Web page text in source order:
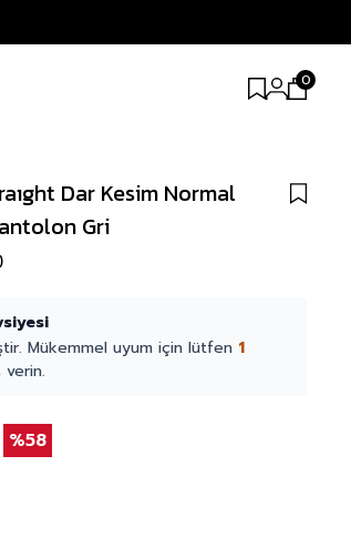
0
Dar Kesim Normal
Gri
Mükemmel uyum için lütfen 1
verin.
58